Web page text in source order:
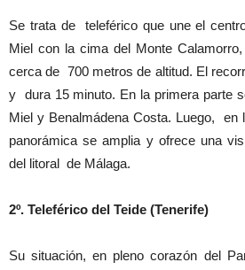
Se trata de teleférico que une el
Miel con la cima del Monte
cerca de 700 metros de altitud. El
y dura 15 minuto. En la primera parte
Miel y Benalmádena Costa. Luego, en
panorámica se amplia y ofrece una
del litoral de Málaga.
2º. Teleférico del Teide (Tenerife)
Su situación, en pleno corazón del